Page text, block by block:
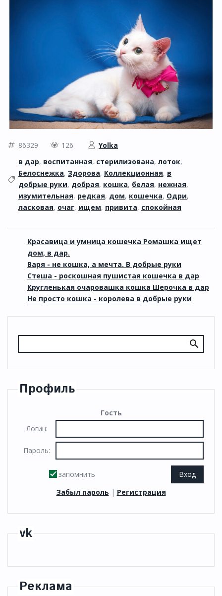
86329 126
Yolka
в дар, воспитанная, стерилизована, лоток,
Белоснежка, Здорова, Коллекционная, в
добрые руки, добрая, кошка, белая, нежная,
изумительная, редкая, дом, кошечка, Одри,
ласковая, очаг, ищем, привита, спокойная
Красавица и умница кошечка Ромашка ищет
дом, в дар.
Варя - не кошка, а мечта. В добрые руки
Стеша - роскошная пушистая кошечка в дар
Кругленькая очаровашка кошка Шерочка в дар
Не просто кошка - королева в добрые руки
Профиль
Гость
Логин:
Пароль:
запомнить
Забыл пароль | Регистрация
vk
Реклама